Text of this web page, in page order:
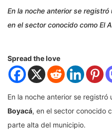
En la noche anterior se
en el sector conocido como El
Spread the love
En la noche anterior se registró
Boyacá, en el sector conocido
parte alta del municipio.